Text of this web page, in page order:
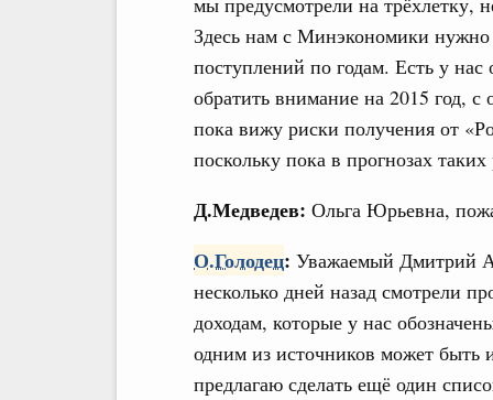
Здесь нам с Минэкономики нужно
поступлений по годам. Есть у
обратить внимание на 2015 год,
пока вижу риски получения от
поскольку пока в прогнозах
Д.Медведев: Ольга Юрьевна,
О.Голодец: Уважаемый Дмитрий
несколько дней назад смотрели
доходам, которые у нас
одним из источников может
предлагаю сделать ещё один